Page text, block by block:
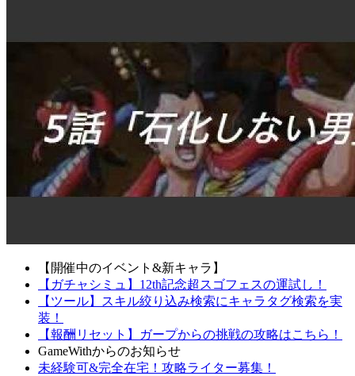
【開催中のイベント&新キャラ】
【ガチャシミュ】12th記念超スゴフェスの運試し！
【ツール】スキル絞り込み検索にキャラタグ検索を実
装！
【報酬リセット】ガープからの挑戦の攻略はこちら！
GameWithからのお知らせ
未経験可&完全在宅！攻略ライター募集！